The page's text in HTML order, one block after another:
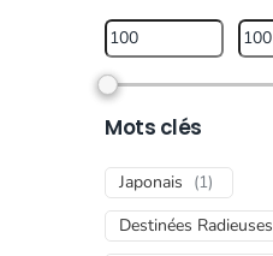
Mots clés
Japonais (1)
Destinées Radieuses